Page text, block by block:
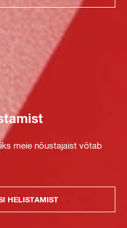
meie nõustajaist võtab
HELISTAMIST